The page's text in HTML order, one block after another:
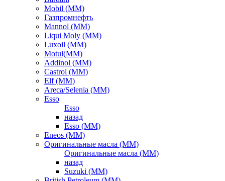
Mobil (ММ)
Газпромнефть
Mannol (ММ)
Liqui Moly (ММ)
Luxoil (ММ)
Motul(ММ)
Addinol (ММ)
Castrol (ММ)
Elf (ММ)
Areca/Selenia (ММ)
Esso
Esso
назад
Esso (ММ)
Eneos (ММ)
Оригинальные масла (ММ)
Оригинальные масла (ММ)
назад
Suzuki (ММ)